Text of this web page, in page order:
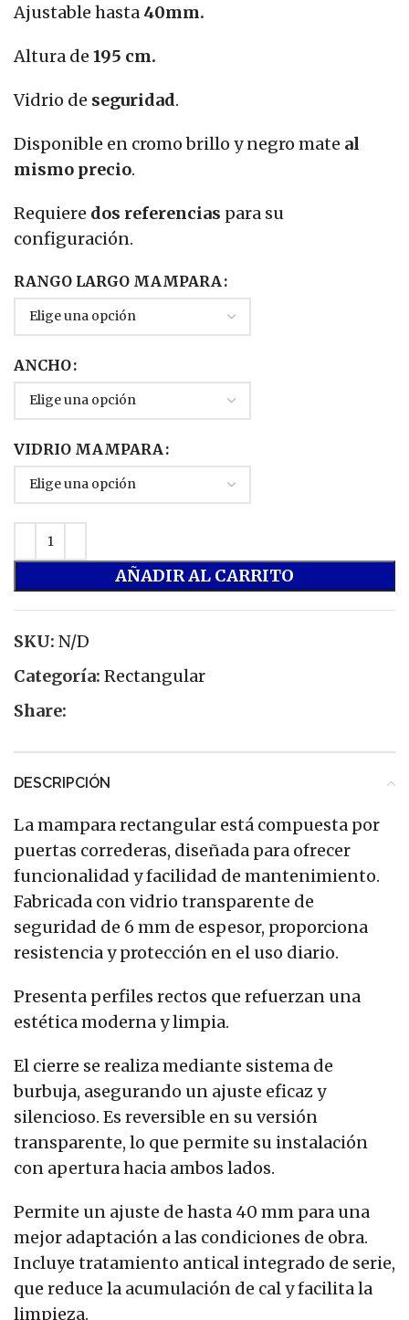
Ajustable hasta 40mm.
Altura de 195 cm.
Vidrio de seguridad.
Disponible en cromo brillo y negro mate al
mismo precio.
Requiere dos referencias para su
configuración.
RANGO LARGO MAMPARA
ANCHO
VIDRIO MAMPARA
AÑADIR AL CARRITO
SKU: N/D
Categoría: Rectangular
Share:
DESCRIPCIÓN
La mampara rectangular está compuesta por
puertas correderas, diseñada para ofrecer
funcionalidad y facilidad de mantenimiento.
Fabricada con vidrio transparente de
seguridad de 6 mm de espesor, proporciona
resistencia y protección en el uso diario.
Presenta perfiles rectos que refuerzan una
estética moderna y limpia.
El cierre se realiza mediante sistema de
burbuja, asegurando un ajuste eficaz y
silencioso. Es reversible en su versión
transparente, lo que permite su instalación
con apertura hacia ambos lados.
Permite un ajuste de hasta 40 mm para una
mejor adaptación a las condiciones de obra.
Incluye tratamiento antical integrado de serie,
que reduce la acumulación de cal y facilita la
limpieza.